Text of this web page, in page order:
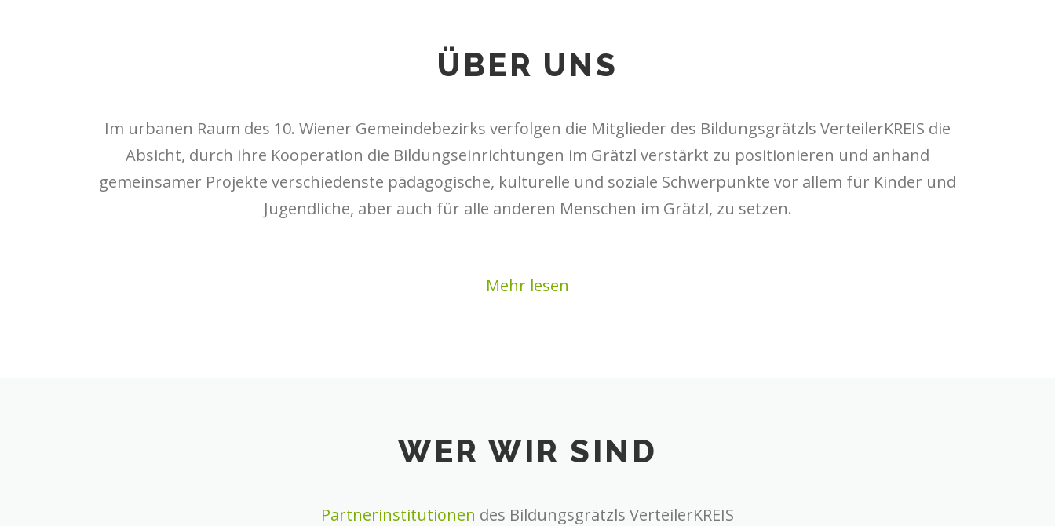
ÜBER UNS
Im urbanen Raum des 10. Wiener Gemeindebezirks verfolgen die Mitglieder des Bildungsgrätzls VerteilerKREIS die
Absicht, durch ihre Kooperation die Bildungseinrichtungen im Grätzl verstärkt zu positionieren und anhand
gemeinsamer Projekte verschiedenste pädagogische, kulturelle und soziale Schwerpunkte vor allem für Kinder und
Jugendliche, aber auch für alle anderen Menschen im Grätzl, zu setzen.
Mehr lesen
WER WIR SIND
Partnerinstitutionen des Bildungsgrätzls VerteilerKREIS